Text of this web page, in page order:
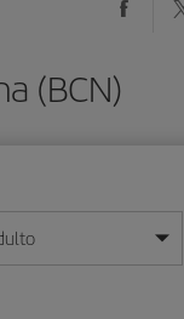
(BCN)
mes/año